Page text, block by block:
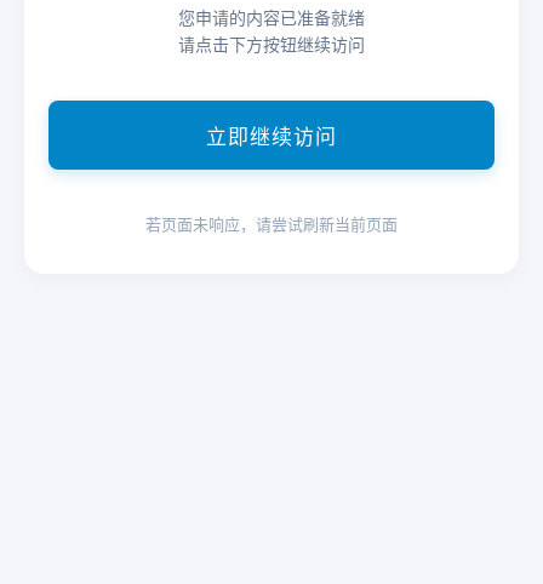
您申请的内容已准备就绪
请点击下方按钮继续访问
立即继续访问
若页面未响应，请尝试刷新当前页面